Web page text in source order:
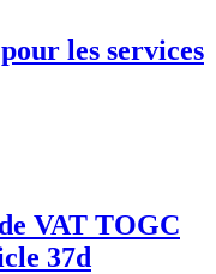
les services
VAT TOGC
37d